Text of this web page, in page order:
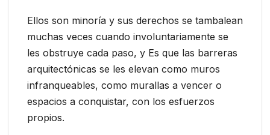
Ellos son minoría y sus derechos se tambalean
muchas veces cuando involuntariamente se
les obstruye cada paso, y Es que las barreras
arquitectónicas se les elevan como muros
infranqueables, como murallas a vencer o
espacios a conquistar, con los esfuerzos
propios.